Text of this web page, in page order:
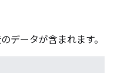
データが含まれます。